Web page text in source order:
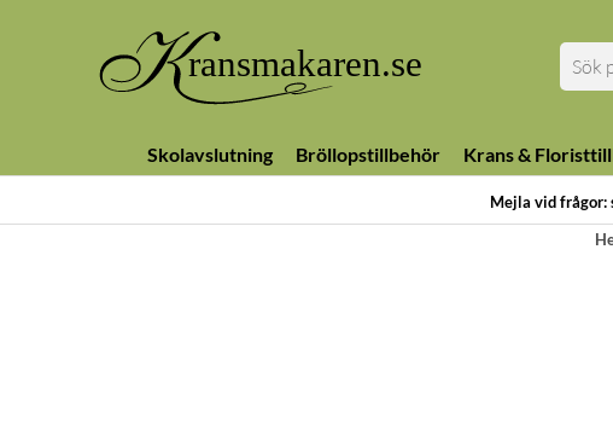
Mejla vid frågor:
Skolavslutning Bröllopstillbehör Krans &